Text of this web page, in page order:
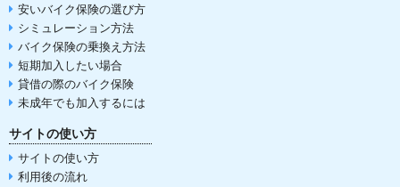
安いバイク保険の選び方
シミュレーション方法
バイク保険の乗換え方法
短期加入したい場合
貸借の際のバイク保険
未成年でも加入するには
サイトの使い方
サイトの使い方
利用後の流れ